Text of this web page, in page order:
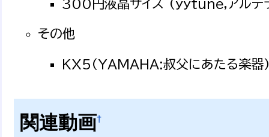
300円液晶サイズ (yytune,アルテ
その他
KX5(YAMAHA:叔父にあたる楽器
関連動画†